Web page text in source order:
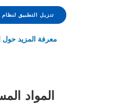
تنزيل التطبيق لنظام ANDROID
معرفة المزيد حول
المواد